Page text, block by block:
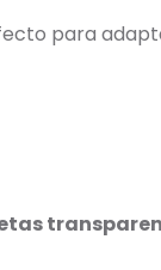
para